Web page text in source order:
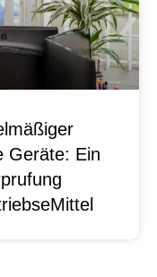
Geräte: Ein